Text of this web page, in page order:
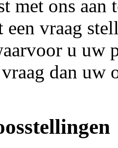
met ons
vraag
u uw
dan uw